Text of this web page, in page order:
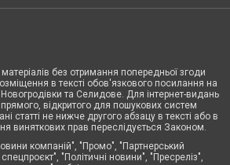
без отримання попередньої згоди
в тексті обов'язкового посилання на
та Селидове. Для інтернет-видань
відкритого для пошукових систем
статті не нижче другого абзацу в тексті або в
виняткових прав переслідується Законом.
компаній", "Промо", "Партнерський
"Політичні новини", "Пресреліз",